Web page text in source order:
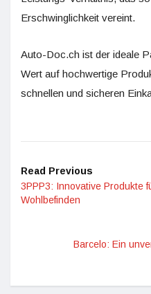
Erschwinglichkeit vereint.
Auto-Doc.ch ist der ideale
Wert auf hochwertige
schnellen und sicheren
Read Previous
3PPP3: Innovative Produkte
Wohlbefinden
Barcelo: Ein